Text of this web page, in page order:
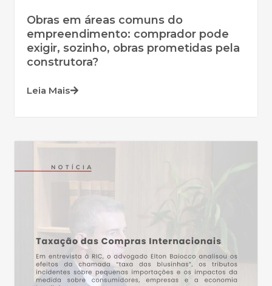
Obras em áreas comuns do
empreendimento: comprador pode
exigir, sozinho, obras prometidas pela
construtora?
Leia Mais